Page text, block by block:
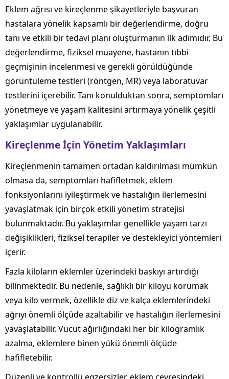
Eklem ağrısı ve kireçlenme şikayetleriyle başvuran
hastalara yönelik kapsamlı bir değerlendirme, doğru
tanı ve etkili bir tedavi planı oluşturmanın ilk adımıdır. Bu
değerlendirme, fiziksel muayene, hastanın tıbbi
geçmişinin incelenmesi ve gerekli görüldüğünde
görüntüleme testleri (röntgen, MR) veya laboratuvar
testlerini içerebilir. Tanı konulduktan sonra, semptomları
yönetmeye ve yaşam kalitesini artırmaya yönelik çeşitli
yaklaşımlar uygulanabilir.
Kireçlenme İçin Yönetim Yaklaşımları
Kireçlenmenin tamamen ortadan kaldırılması mümkün
olmasa da, semptomları hafifletmek, eklem
fonksiyonlarını iyileştirmek ve hastalığın ilerlemesini
yavaşlatmak için birçok etkili yönetim stratejisi
bulunmaktadır. Bu yaklaşımlar genellikle yaşam tarzı
değişiklikleri, fiziksel terapiler ve destekleyici yöntemleri
içerir.
Fazla kiloların eklemler üzerindeki baskıyı artırdığı
bilinmektedir. Bu nedenle, sağlıklı bir kiloyu korumak
veya kilo vermek, özellikle diz ve kalça eklemlerindeki
ağrıyı önemli ölçüde azaltabilir ve hastalığın ilerlemesini
yavaşlatabilir. Vücut ağırlığındaki her bir kilogramlık
azalma, eklemlere binen yükü önemli ölçüde
hafifletebilir.